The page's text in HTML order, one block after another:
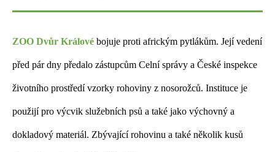
ZOO Dvůr Králové bojuje proti africkým pytlákům. Její vedení
před pár dny předalo zástupcům Celní správy a České inspekce
životního prostředí vzorky rohoviny z nosorožců. Instituce je
použijí pro výcvik služebních psů a také jako výchovný a
dokladový materiál. Zbývající rohovinu a také několik kusů